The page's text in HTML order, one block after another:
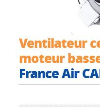
Ventilateur
moteur
France Air